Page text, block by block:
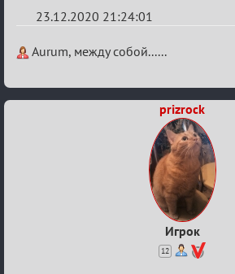
23.12.2020 21:24:01
Re:
игровая
Aurum, между собой......
prizrock
Игрок
12